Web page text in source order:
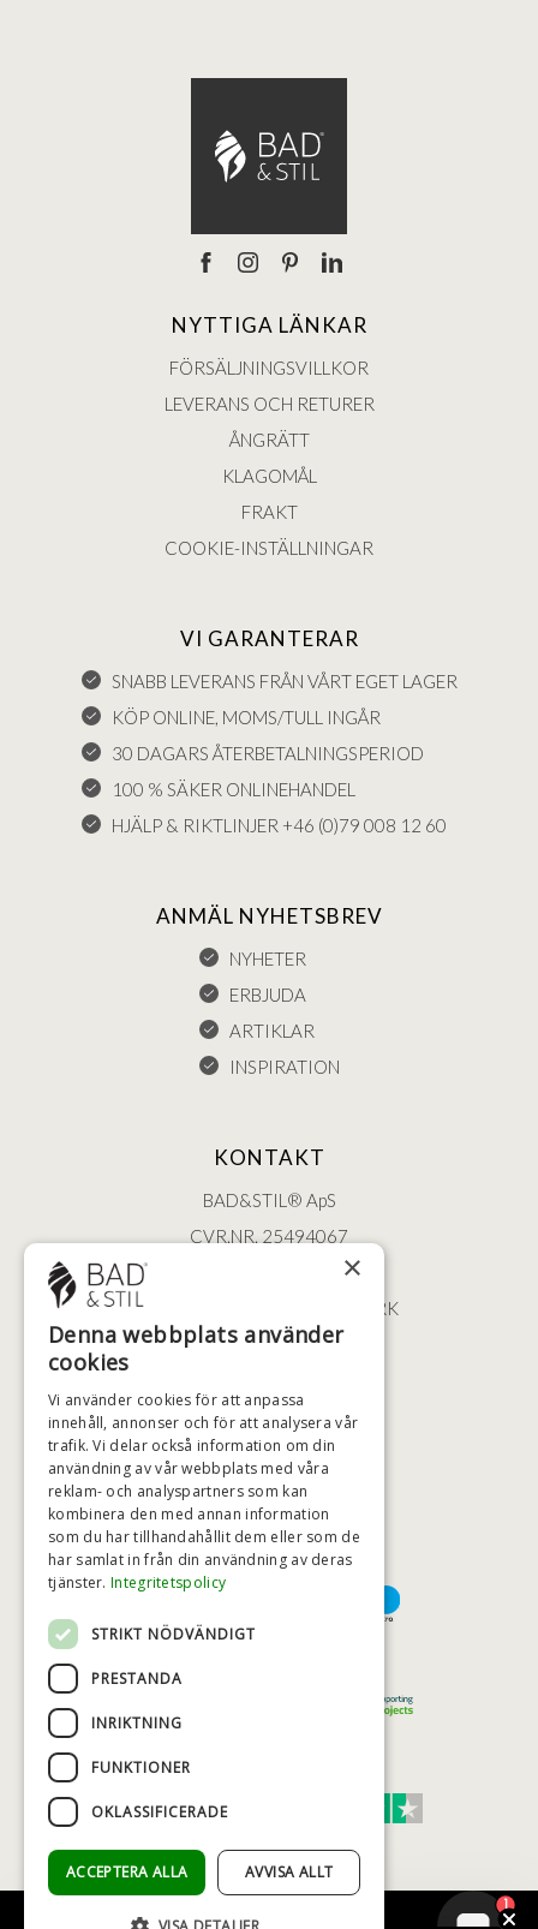
NYTTIGA LÄNKAR
FÖRSÄLJNINGSVILLKOR
LEVERANS OCH RETURER
ÅNGRÄTT
KLAGOMÅL
FRAKT
COOKIE-INSTÄLLNINGAR
VI GARANTERAR
SNABB LEVERANS FRÅN VÅRT EGET LAGER
KÖP ONLINE, MOMS/TULL INGÅR
30 DAGARS ÅTERBETALNINGSPERIOD
100 % SÄKER ONLINEHANDEL
HJÄLP & RIKTLINJER +46 (0)79 008 12 60
ANMÄL NYHETSBREV
NYHETER
ERBJUDA
ARTIKLAR
INSPIRATION
KONTAKT
BAD&STIL® ApS
CVR.NR. 25494067
ØSTERBROGADE 202
2100 KØBENHAVN • DANMARK
+46 (0)79 008 12 60
HÖGSTA KREDITVÄRDIGHET
BETALNINGSALTERNATIV
×
Denna webbplats använder
cookies
Vi använder cookies för att anpassa
innehåll, annonser och för att analysera vår
trafik. Vi delar också information om din
användning av vår webbplats med våra
reklam- och analyspartners som kan
kombinera den med annan information
som du har tillhandahållit dem eller som de
har samlat in från din användning av deras
tjänster. Integritetspolicy
STRIKT NÖDVÄNDIGT
PRESTANDA
INRIKTNING
FUNKTIONER
OKLASSIFICERADE
ACCEPTERA ALLA AVVISA ALLT
1